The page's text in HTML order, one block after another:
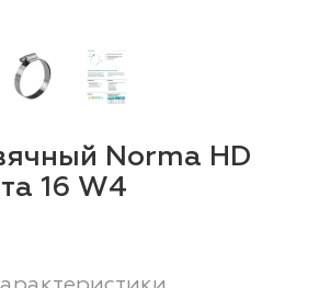
Norma HD
16 W4